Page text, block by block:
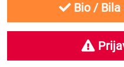
Bio /